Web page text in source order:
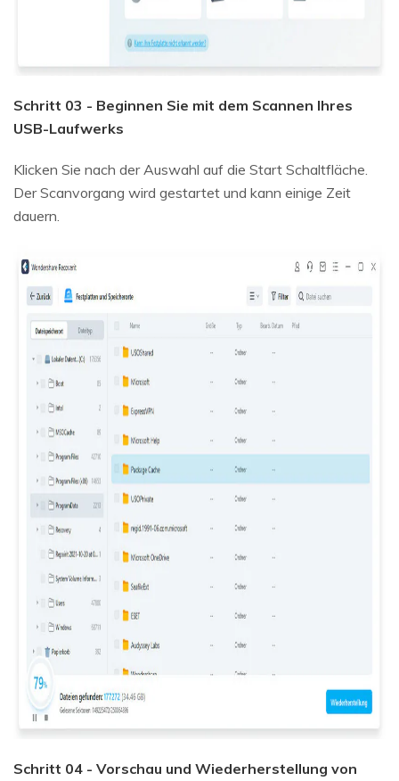
Schritt 03 - Beginnen Sie mit dem Scannen Ihres
USB-Laufwerks
Klicken Sie nach der Auswahl auf die Start Schaltfläche.
Der Scanvorgang wird gestartet und kann einige Zeit
dauern.
Schritt 04 - Vorschau und Wiederherstellung von